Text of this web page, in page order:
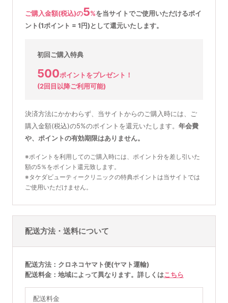
ご購入金額(税込)の5%を当サイトでご使用いただけるポイ
ント(1ポイント = 1円)として還元いたします。
初回ご購入特典
500ポイントをプレゼント！
(2回目以降ご利用可能)
決済方法にかかわらず、当サイトからのご購入時には、ご
購入金額(税込)の5%のポイントを還元いたします。 年会費
や、ポイントの有効期限はありません。
※ポイントを利用してのご購入時には、ポイント分を差し引いた
額の5％をポイント還元致します。
※タケダビューティークリニックの特典ポイントは当サイトでは
ご使用いただけません。
配送方法・送料について
配送方法
クロネコヤマト便(ヤマト運輸)
配送料金
地域によって異なります。詳しくはこちら
配送料金